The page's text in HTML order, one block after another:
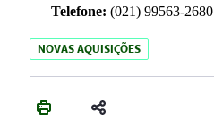
Telefone: (021) 99563-2680
NOVAS AQUISIÇÕES